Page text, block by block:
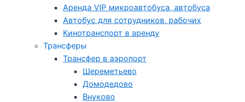
Аренда VIP микроавтобуса, автобуса
Автобус для сотрудников, рабочих
Кинотранспорт в аренду
Трансферы
Трансфер в аэропорт
Шереметьево
Домодедово
Внуково